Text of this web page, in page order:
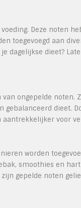
Deze noten
toegevoegd aan
dagelijkse dieet?
ongepelde noten.
dieet.
aantrekkelijker voor
worden
smoothies en
gepelde noten